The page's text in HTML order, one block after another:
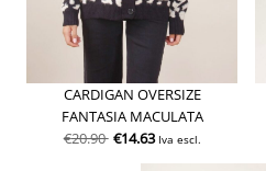
CARDIGAN OVERSIZE
FANTASIA MACULATA
€20.90 €14.63 Iva escl.